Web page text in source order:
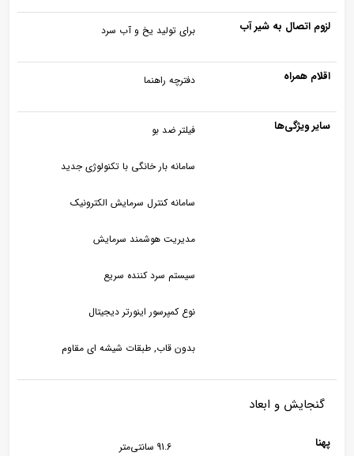
لزوم اتصال به شیر آب برای تولید یخ و آب سرد
اقلام همراه دفترچه راهنما
سایر ویژگی‌ها فیلتر ضد بو
سامانه بار خانگی با تکنولوژی جدید
سامانه کنترل سرمایش الکترونیک
مدیریت هوشمند سرمایش
سیستم سرد کننده سریع
نوع کمپرسور اینورتر دیجیتال
بدون قاب, طبقات شیشه ای مقاوم
گنجایش و ابعاد
پهنا 91.6 سانتی‌متر